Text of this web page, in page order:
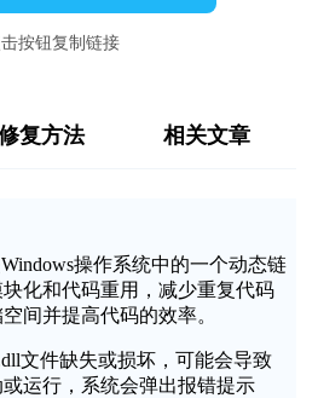
按钮复制链接
复方法 相关文章
操作系统中的一个动态链
化和代码重用，减少重复代码
间并提高代码的效率。
文件缺失或损坏，可能会导致
运行，系统会弹出报错提示